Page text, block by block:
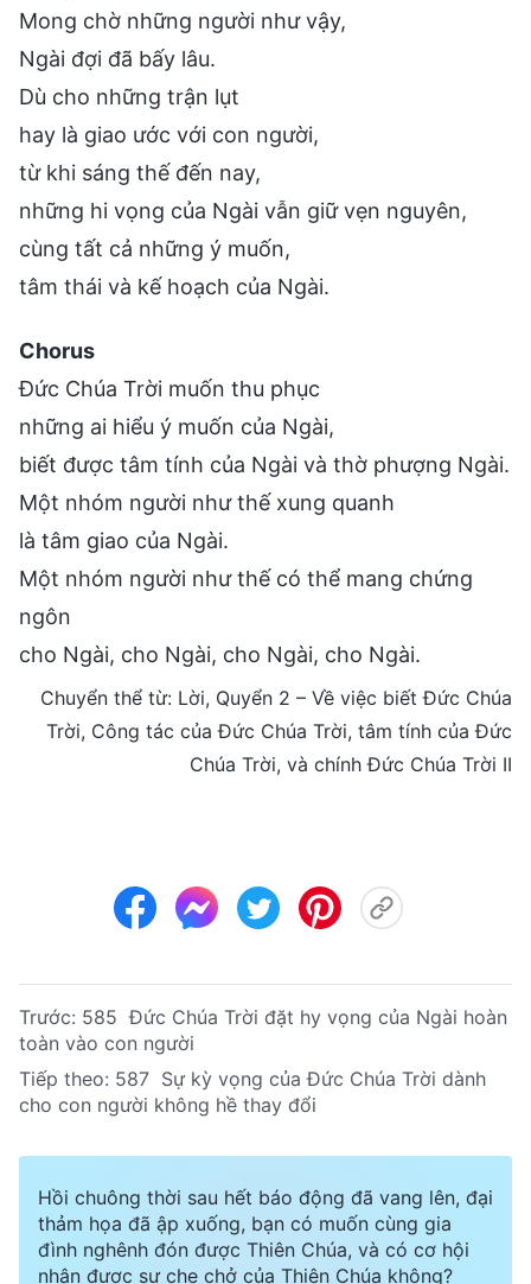
Mong chờ những người như vậy,
Ngài đợi đã bấy lâu.
Dù cho những trận lụt
hay là giao ước với con người,
từ khi sáng thế đến nay,
những hi vọng của Ngài vẫn giữ vẹn nguyên,
cùng tất cả những ý muốn,
tâm thái và kế hoạch của Ngài.
Chorus
Đức Chúa Trời muốn thu phục
những ai hiểu ý muốn của Ngài,
biết được tâm tính của Ngài và thờ phượng Ngài.
Một nhóm người như thế xung quanh
là tâm giao của Ngài.
Một nhóm người như thế có thể mang chứng
ngôn
cho Ngài, cho Ngài, cho Ngài, cho Ngài.
Chuyển thể từ: Lời, Quyển 2 – Về việc biết Đức Chúa
Trời, Công tác của Đức Chúa Trời, tâm tính của Đức
Chúa Trời, và chính Đức Chúa Trời II
Trước: 585 Đức Chúa Trời đặt hy vọng của Ngài hoàn
toàn vào con người
Tiếp theo: 587 Sự kỳ vọng của Đức Chúa Trời dành
cho con người không hề thay đổi
Hồi chuông thời sau hết báo động đã vang lên, đại
thảm họa đã ập xuống, bạn có muốn cùng gia
đình nghênh đón được Thiên Chúa, và có cơ hội
nhận được sự che chở của Thiên Chúa không?